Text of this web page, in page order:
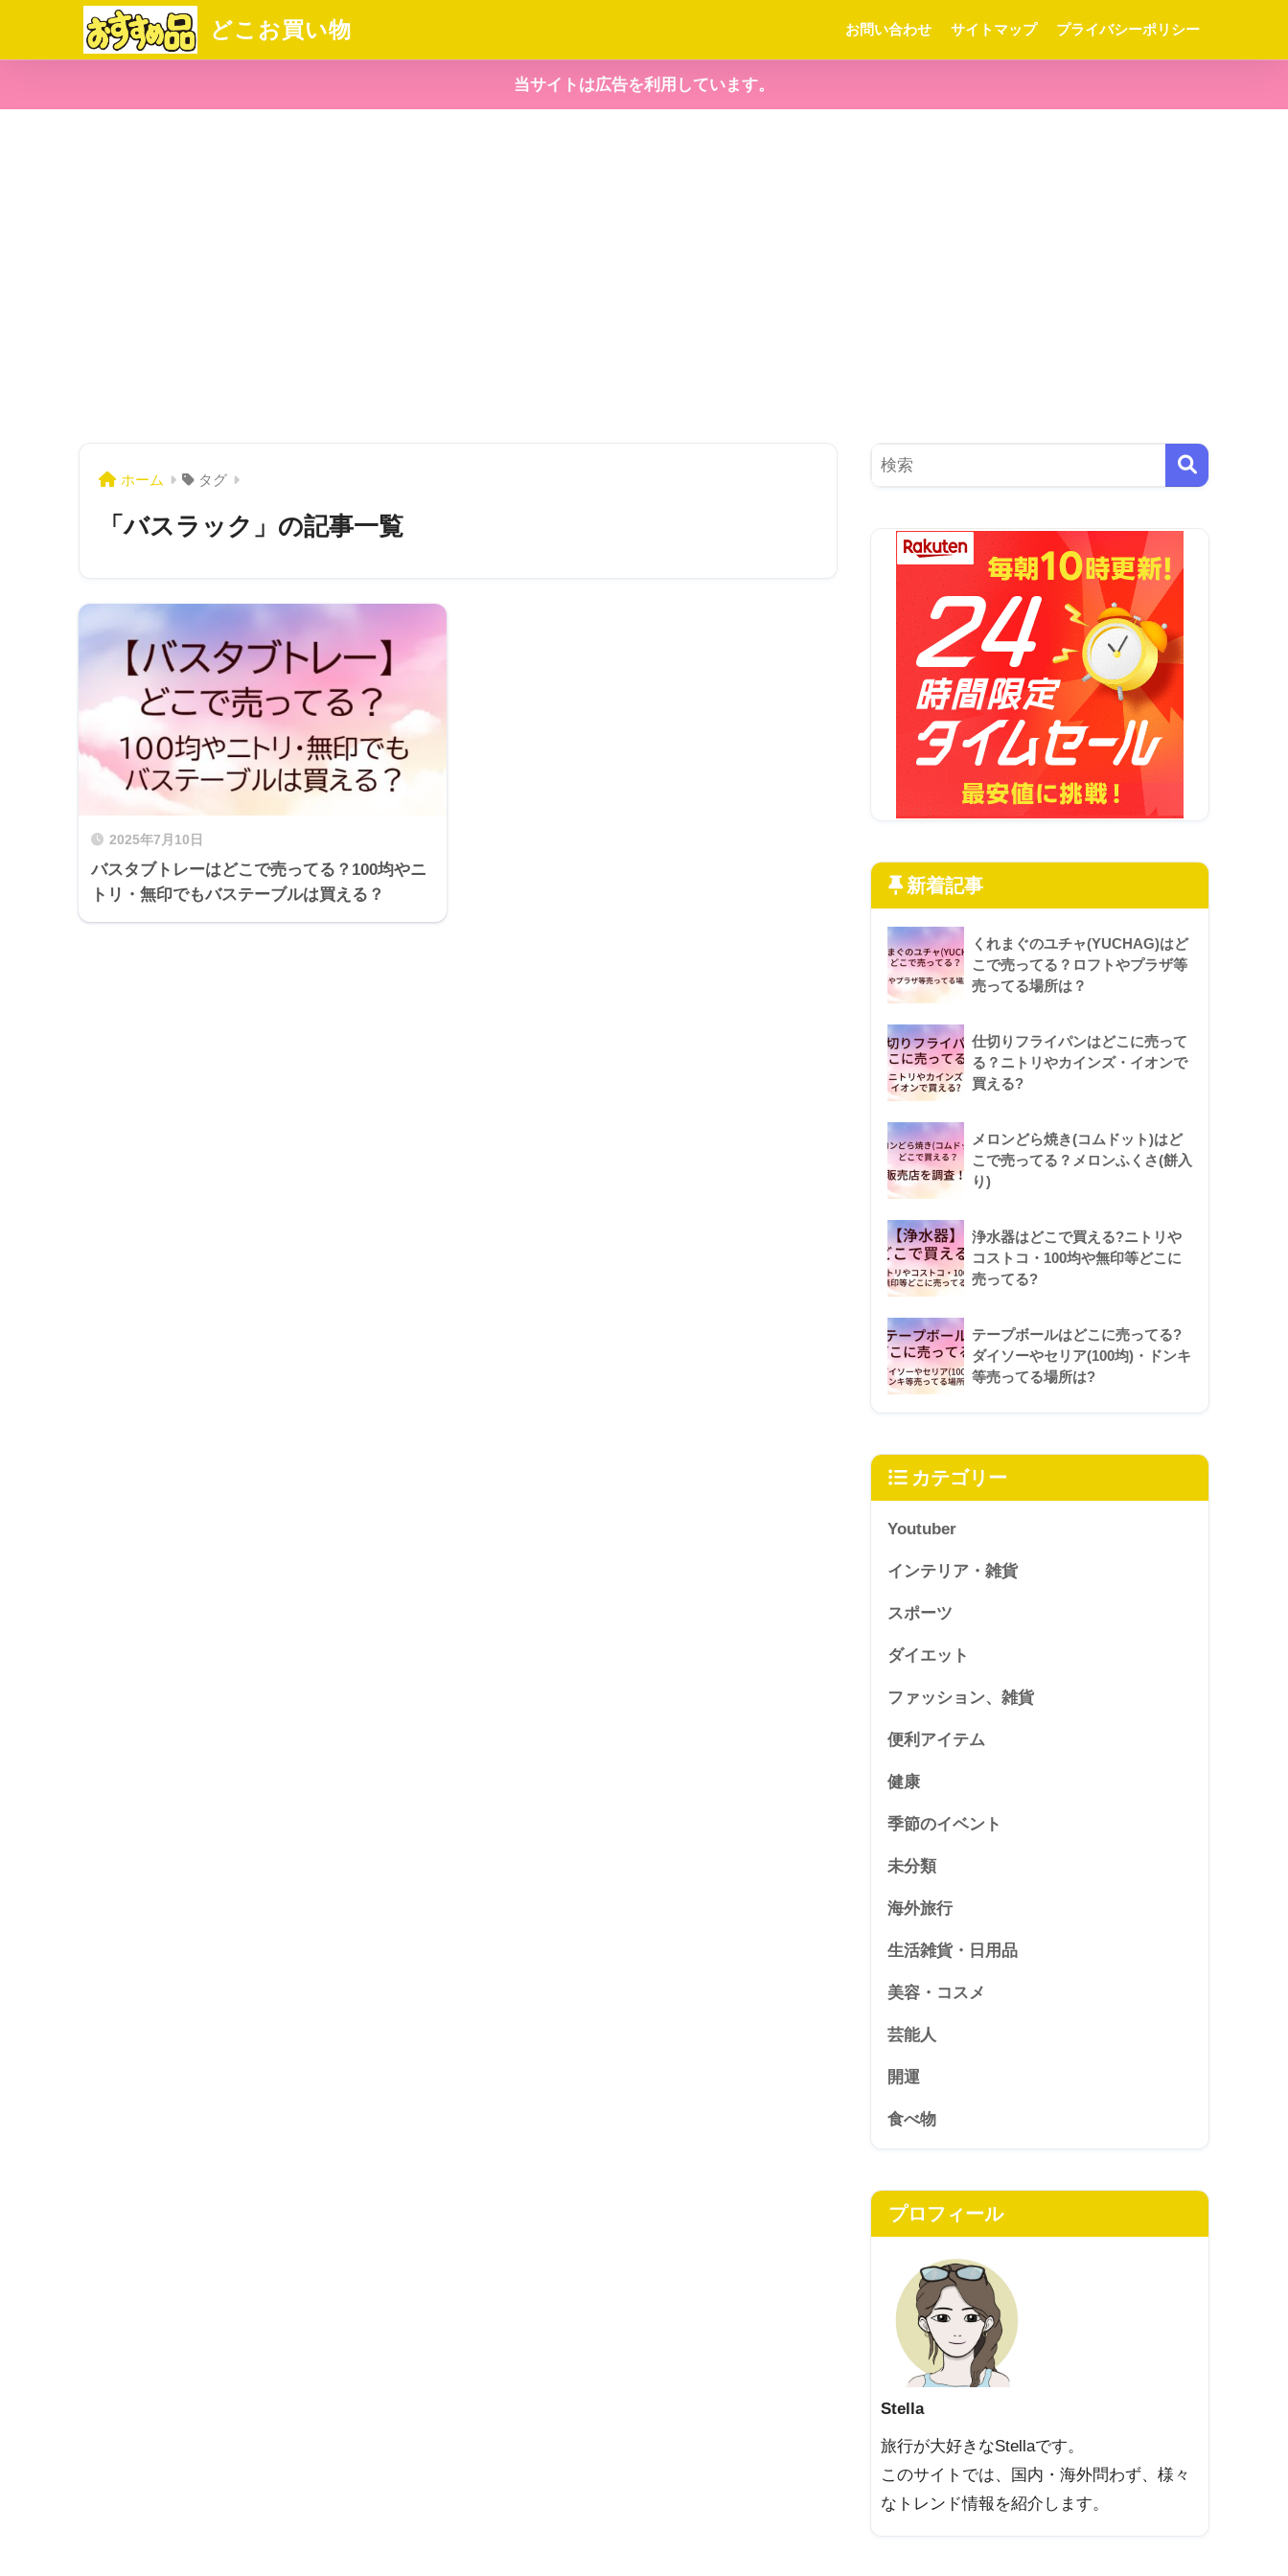
どこお買い物 お問い合わせ サイトマップ プライバシーポリシー
当サイトは広告を利用しています。
ホーム タグ
「バスラック」の記事一覧
2025年7月10日
バスタブトレーはどこで売ってる？100均やニ
トリ・無印でもバステーブルは買える？
新着記事
くれまぐのユチャ(YUCHAG)はど
こで売ってる？ロフトやプラザ等
売ってる場所は？
仕切りフライパンはどこに売って
る？ニトリやカインズ・イオンで
買える?
メロンどら焼き(コムドット)はど
こで売ってる？メロンふくさ(餅入
り)
浄水器はどこで買える?ニトリや
コストコ・100均や無印等どこに
売ってる?
テープボールはどこに売ってる?
ダイソーやセリア(100均)・ドンキ
等売ってる場所は?
カテゴリー
Youtuber
インテリア・雑貨
スポーツ
ダイエット
ファッション、雑貨
便利アイテム
健康
季節のイベント
未分類
海外旅行
生活雑貨・日用品
美容・コスメ
芸能人
開運
食べ物
プロフィール
Stella
旅行が大好きなStellaです。
このサイトでは、国内・海外問わず、様々
なトレンド情報を紹介します。